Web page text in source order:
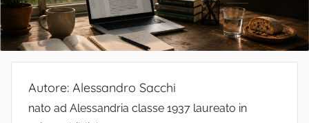
Autore: Alessandro Sacchi
nato ad Alessandria classe 1937 laureato in